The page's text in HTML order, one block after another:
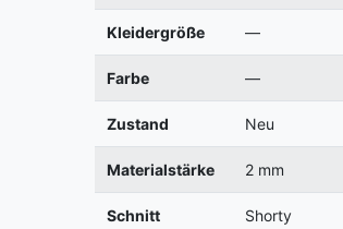
Kleidergröße —
Farbe —
Zustand Neu
Materialstärke 2 mm
Schnitt Shorty